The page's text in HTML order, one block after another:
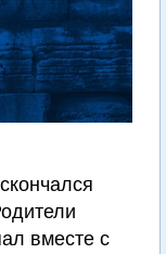
вместе с